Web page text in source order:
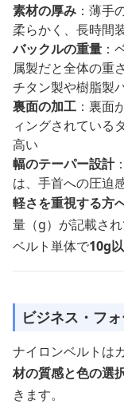
素材の厚み ：薄手
柔らかく、長時間
バックルの重量 ：
属製だと全体の重
チタン製や樹脂製
裏面の加工 ：裏面
ィングされている
高い
幅のテーパー設計
は、手首への圧迫
軽さを重視する方
量（g）が記載さ
ベルト単体で10g
ビジネス・フ
ナイロンベルトは
材の質感と色の選
きます。